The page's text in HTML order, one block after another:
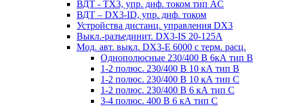
ВДТ - TX3, упр. диф. током тип AC
ВДТ – DX3-ID, упр. диф. током
Устройства дистанц. управления DX3
Выкл.-разъединит. DX3-IS 20-125А
Мод. авт. выкл. DX3-E 6000 с терм. расц.
Однополюсные 230/400 В 6кА тип B
1-2 полюс. 230/400 В 10 кА тип B
1-2 полюс. 230/400 В 10 кА тип С
1-2 полюс. 230/400 В 6 кА тип С
3-4 полюс. 400 В 6 кА тип С